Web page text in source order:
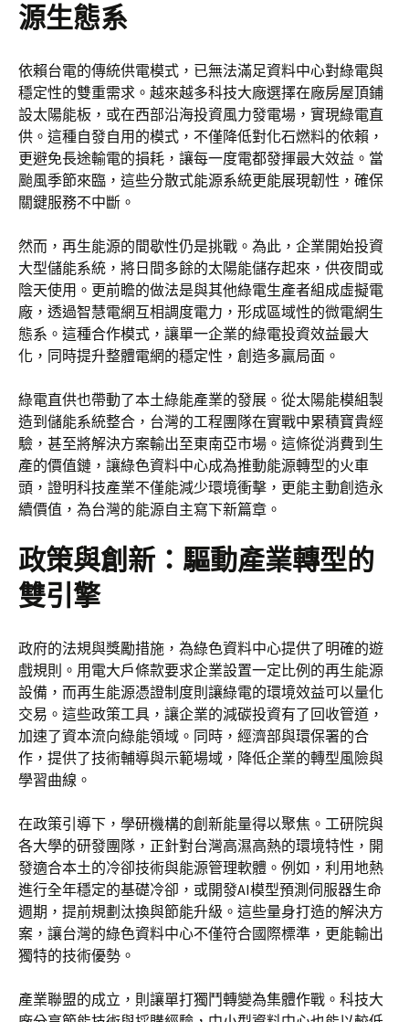
源生態系
依賴台電的傳統供電模式，已無法滿足資料中心對綠電與
穩定性的雙重需求。越來越多科技大廠選擇在廠房屋頂鋪
設太陽能板，或在西部沿海投資風力發電場，實現綠電直
供。這種自發自用的模式，不僅降低對化石燃料的依賴，
更避免長途輸電的損耗，讓每一度電都發揮最大效益。當
颱風季節來臨，這些分散式能源系統更能展現韌性，確保
關鍵服務不中斷。
然而，再生能源的間歇性仍是挑戰。為此，企業開始投資
大型儲能系統，將日間多餘的太陽能儲存起來，供夜間或
陰天使用。更前瞻的做法是與其他綠電生產者組成虛擬電
廠，透過智慧電網互相調度電力，形成區域性的微電網生
態系。這種合作模式，讓單一企業的綠電投資效益最大
化，同時提升整體電網的穩定性，創造多贏局面。
綠電直供也帶動了本土綠能產業的發展。從太陽能模組製
造到儲能系統整合，台灣的工程團隊在實戰中累積寶貴經
驗，甚至將解決方案輸出至東南亞市場。這條從消費到生
產的價值鏈，讓綠色資料中心成為推動能源轉型的火車
頭，證明科技產業不僅能減少環境衝擊，更能主動創造永
續價值，為台灣的能源自主寫下新篇章。
政策與創新：驅動產業轉型的
雙引擎
政府的法規與獎勵措施，為綠色資料中心提供了明確的遊
戲規則。用電大戶條款要求企業設置一定比例的再生能源
設備，而再生能源憑證制度則讓綠電的環境效益可以量化
交易。這些政策工具，讓企業的減碳投資有了回收管道，
加速了資本流向綠能領域。同時，經濟部與環保署的合
作，提供了技術輔導與示範場域，降低企業的轉型風險與
學習曲線。
在政策引導下，學研機構的創新能量得以聚焦。工研院與
各大學的研發團隊，正針對台灣高濕高熱的環境特性，開
發適合本土的冷卻技術與能源管理軟體。例如，利用地熱
進行全年穩定的基礎冷卻，或開發AI模型預測伺服器生命
週期，提前規劃汰換與節能升級。這些量身打造的解決方
案，讓台灣的綠色資料中心不僅符合國際標準，更能輸出
獨特的技術優勢。
產業聯盟的成立，則讓單打獨鬥轉變為集體作戰。科技大